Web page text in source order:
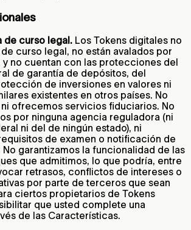
de curso legal. Los Tokens digitales no
curso legal, no están avalados por
no cuentan con las protecciones del
de garantía de depósitos, del
de inversiones en valores ni
existentes en otros países. No
ofrecemos servicios fiduciarios. No
por ninguna agencia reguladora (ni
ni del de ningún estado), ni
de examen o notificación de
garantizamos la funcionalidad de las
que admitimos, lo que podría, entre
retrasos, conflictos de intereses o
por parte de terceros que sean
ciertos propietarios de Tokens
que usted complete una
de las Características.